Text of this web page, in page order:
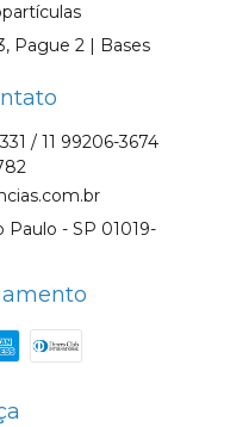
Pague 2 | Bases
/ 11 99206-3674
Paulo - SP 01019-